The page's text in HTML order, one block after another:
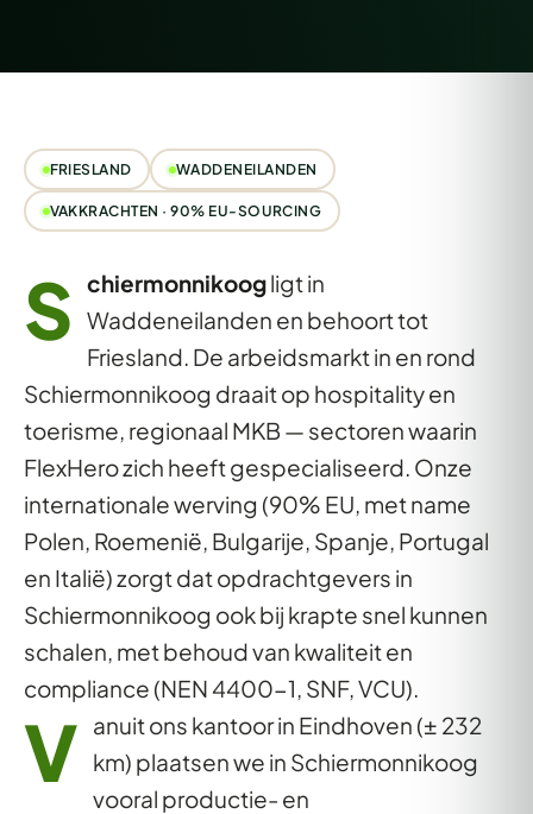
FRIESLAND WADDENEILANDEN
VAKKRACHTEN · 90% EU-SOURCING
S chiermonnikoogligt in
Waddeneilanden en behoort tot
Friesland. De arbeidsmarkt in en rond
Schiermonnikoog draait op hospitality en
toerisme, regionaal MKB — sectoren waarin
FlexHero zich heeft gespecialiseerd. Onze
internationale werving (90% EU, met name
Polen, Roemenië, Bulgarije, Spanje, Portugal
en Italië) zorgt dat opdrachtgevers in
Schiermonnikoog ook bij krapte snel kunnen
schalen, met behoud van kwaliteit en
compliance (NEN 4400-1, SNF, VCU).
V anuit ons kantoor in Eindhoven (± 232
km) plaatsen we in Schiermonnikoog
vooral productie- en